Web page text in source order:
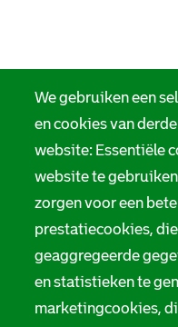
We gebruiken een
en cookies van
website: Essentiële
website te
zorgen voor een
prestatiecookies,
geaggregeerde
en statistieken te
marketingcookies,